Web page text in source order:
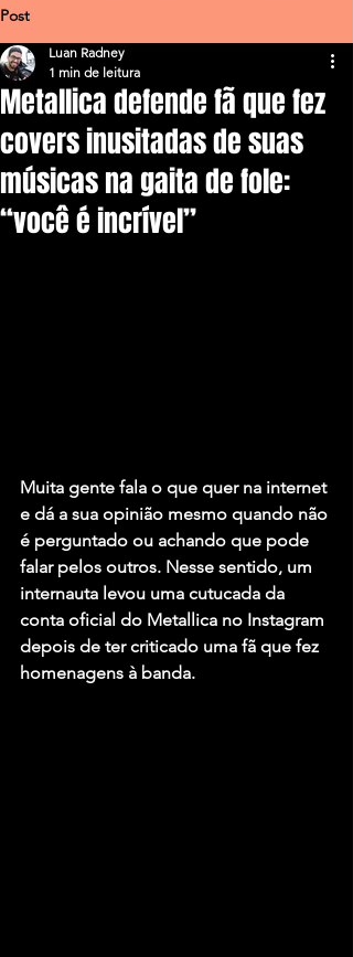
Post
Metallica defende fã que fez
covers inusitadas de suas
músicas na gaita de fole:
“você é incrível”
Luan Radney
1 min de leitura
Muita gente fala o que quer na internet
e dá a sua opinião mesmo quando não
é perguntado ou achando que pode
falar pelos outros. Nesse sentido, um
internauta levou uma cutucada da
conta oficial do Metallica no Instagram
depois de ter criticado uma fã que fez
homenagens à banda.